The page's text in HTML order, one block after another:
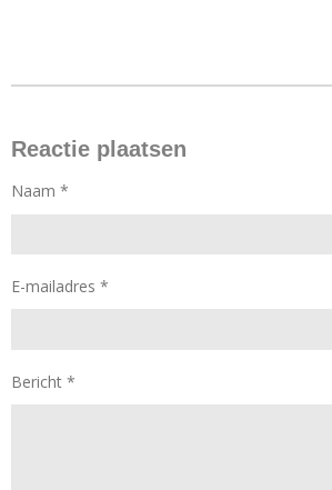
Reactie plaatsen
Naam *
E-mailadres *
Bericht *